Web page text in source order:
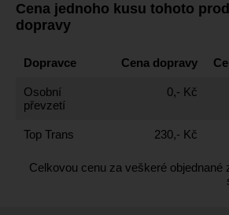
Cena jednoho kusu tohoto
dopravy
Dopravce Cena dopravy
Osobní
převzetí
0,- Kč
Top Trans 230,- Kč
Celkovou cenu za veškeré objednané